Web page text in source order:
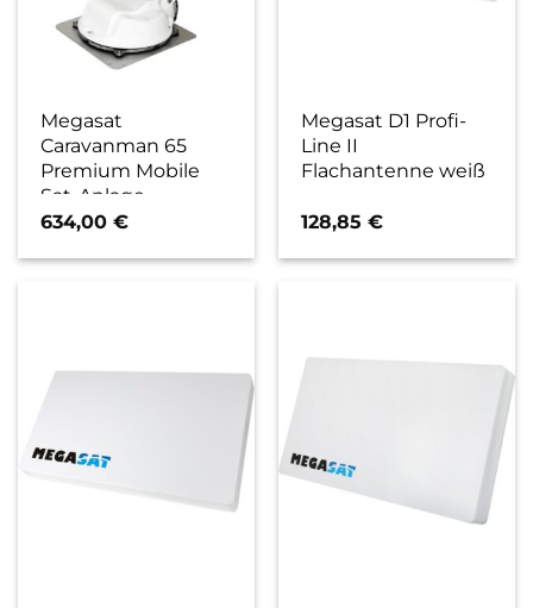
Megasat
Caravanman 65
Premium Mobile
Sat-Anlage
634,00€
Megasat D1 Profi-
Line II
Flachantenne weiß
128,85€